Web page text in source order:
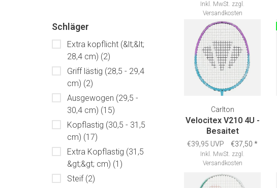
Schläger
Extra kopflicht (&lt;&lt;
28,4 cm) (2)
Griff lästig (28,5 - 29,4
cm) (2)
Ausgewogen (29,5 -
30,4 cm) (15)
Kopflastig (30,5 - 31,5
cm) (17)
Extra Kopflastig (31,5
&gt;&gt; cm) (1)
Steif (2)
Inkl. MwSt. zzgl.
Versandkosten
Carlton
Velocitex V210 4U -
Besaitet
€39,95 UVP €37,50 *
Inkl. MwSt. zzgl.
Versandkosten